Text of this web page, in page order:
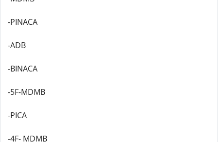
-PINACA
-ADB
-BINACA
-5F-MDMB
-PICA
-4F- MDMB